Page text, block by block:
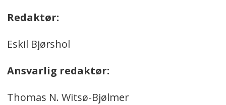
Redaktør:
Eskil Bjørshol
Ansvarlig redaktør:
Thomas N. Witsø-Bjølmer